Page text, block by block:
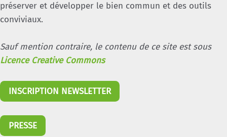
préserver et développer le bien commun et des outils
conviviaux.
Sauf mention contraire, le contenu de ce site est sous
Licence Creative Commons
INSCRIPTION NEWSLETTER
PRESSE